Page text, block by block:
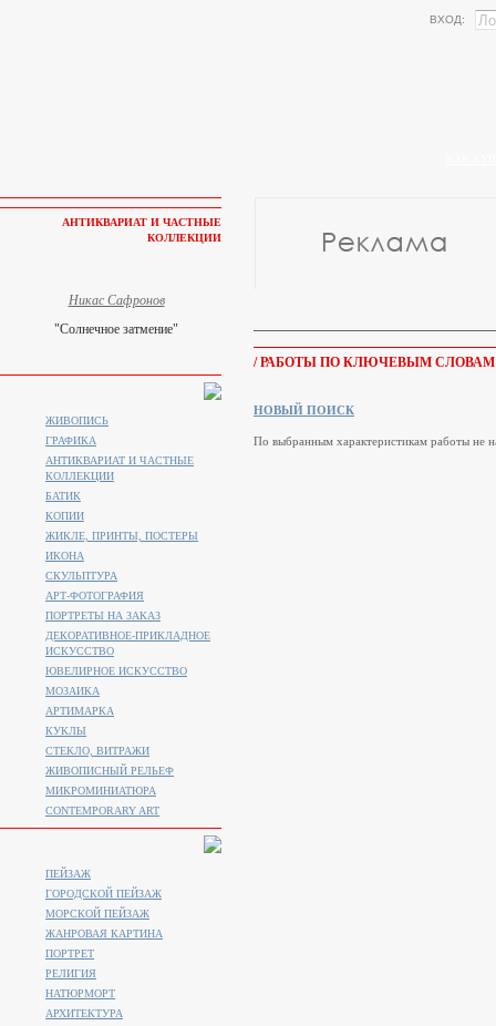
ВХОД:
/ РАБОТЫ ПО КЛЮЧЕВЫМ СЛОВАМ
НОВЫЙ ПОИСК
По выбранным характеристикам работы не
АНТИКВАРИАТ И ЧАСТНЫЕ
КОЛЛЕКЦИИ
Никас Сафронов
"Солнечное затмение"
ЖИВОПИСЬ
ГРАФИКА
АНТИКВАРИАТ И ЧАСТНЫЕ
КОЛЛЕКЦИИ
БАТИК
КОПИИ
ЖИКЛЕ, ПРИНТЫ, ПОСТЕРЫ
ИКОНА
СКУЛЬПТУРА
АРТ-ФОТОГРАФИЯ
ПОРТРЕТЫ НА ЗАКАЗ
ДЕКОРАТИВНОЕ-ПРИКЛАДНОЕ
ИСКУССТВО
ЮВЕЛИРНОЕ ИСКУССТВО
МОЗАИКА
АРТИМАРКА
КУКЛЫ
СТЕКЛО, ВИТРАЖИ
ЖИВОПИСНЫЙ РЕЛЬЕФ
МИКРОМИНИАТЮРА
CONTEMPORARY ART
ПЕЙЗАЖ
ГОРОДСКОЙ ПЕЙЗАЖ
МОРСКОЙ ПЕЙЗАЖ
ЖАНРОВАЯ КАРТИНА
ПОРТРЕТ
РЕЛИГИЯ
НАТЮРМОРТ
АРХИТЕКТУРА